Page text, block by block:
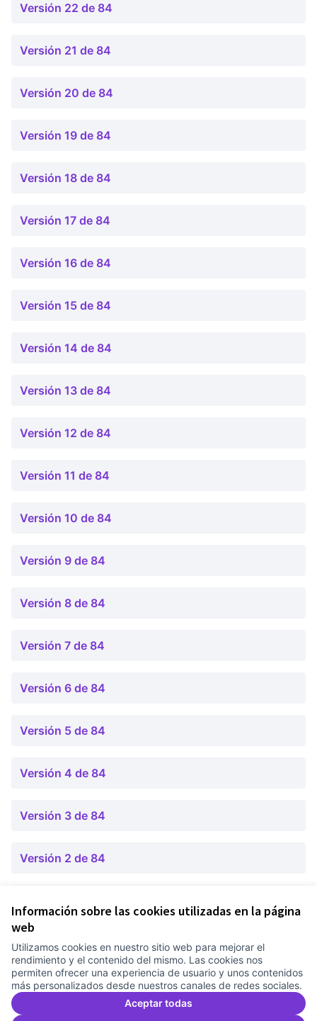
Información sobre las cookies utilizadas en la página
web
Utilizamos cookies en nuestro sitio web para mejorar el
rendimiento y el contenido del mismo. Las cookies nos
permiten ofrecer una experiencia de usuario y unos contenidos
más personalizados desde nuestros canales de redes sociales.
Aceptar todas
Versión 22 de 84
Versión 21 de 84
Versión 20 de 84
Versión 19 de 84
Versión 18 de 84
Versión 17 de 84
Versión 16 de 84
Versión 15 de 84
Versión 14 de 84
Versión 13 de 84
Versión 12 de 84
Versión 11 de 84
Versión 10 de 84
Versión 9 de 84
Versión 8 de 84
Versión 7 de 84
Versión 6 de 84
Versión 5 de 84
Versión 4 de 84
Versión 3 de 84
Versión 2 de 84
Términos y condiciones de uso
Configuración de cookies
Comunitat Canòdrom en Facebook
(Link extern)
Comunitat Canòdrom en Instagram
(Link extern)
Comunitat Canòdrom en YouTube
(Link extern)
Castellano
Triar la llenguaElegir el idiomaChoose language